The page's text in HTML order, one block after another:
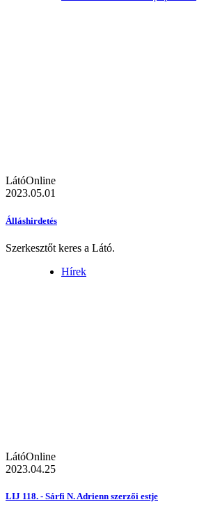
LátóOnline
2023.05.01
Álláshirdetés
Szerkesztőt keres a Látó.
Hírek
LátóOnline
2023.04.25
LIJ 118. - Sárfi N. Adrienn szerzői estje